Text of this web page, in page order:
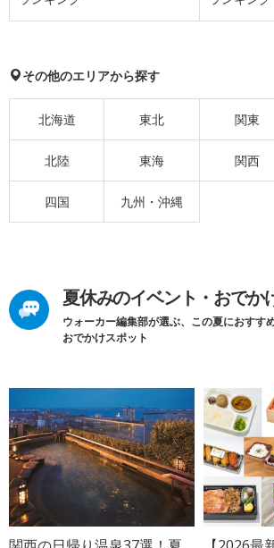
その他のエリアから探す
北海道 東北 関東
北陸 東海 関西
四国 九州・沖縄
夏休みのイベント・おでか
ウォーカー編集部が選ぶ、この夏におすす
おでかけスポット